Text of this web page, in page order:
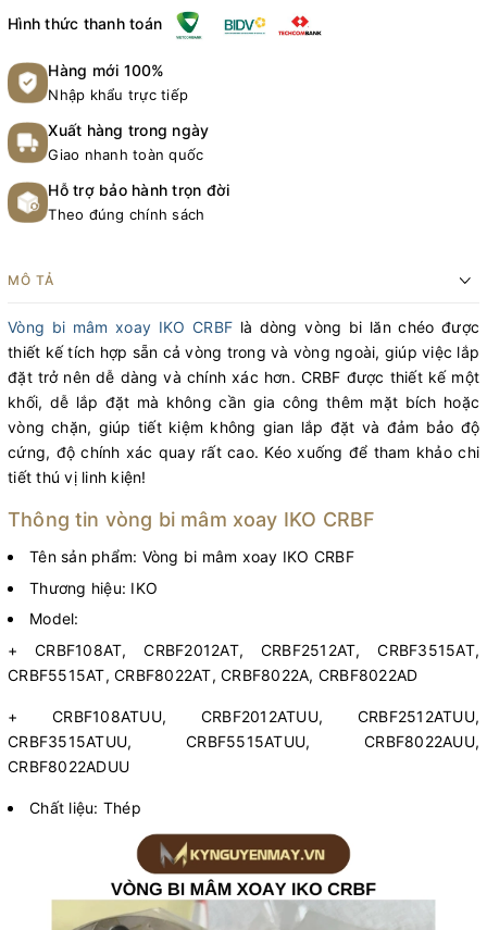
Hình thức thanh toán
Hàng mới 100%
Nhập khẩu trực tiếp
Xuất hàng trong ngày
Giao nhanh toàn quốc
Hỗ trợ bảo hành trọn đời
Theo đúng chính sách
MÔ TẢ
Vòng bi mâm xoay IKO CRBF là dòng vòng bi lăn chéo được
thiết kế tích hợp sẵn cả vòng trong và vòng ngoài, giúp việc lắp
đặt trở nên dễ dàng và chính xác hơn. CRBF được thiết kế một
khối, dễ lắp đặt mà không cần gia công thêm mặt bích hoặc
vòng chặn, giúp tiết kiệm không gian lắp đặt và đảm bảo độ
cứng, độ chính xác quay rất cao. Kéo xuống để tham khảo chi
tiết thú vị linh kiện!
Thông tin vòng bi mâm xoay IKO CRBF
Tên sản phẩm: Vòng bi mâm xoay IKO CRBF
Thương hiệu: IKO
Model:
+ CRBF108AT, CRBF2012AT, CRBF2512AT, CRBF3515AT,
CRBF5515AT, CRBF8022AT, CRBF8022A, CRBF8022AD
+ CRBF108ATUU, CRBF2012ATUU, CRBF2512ATUU,
CRBF3515ATUU, CRBF5515ATUU, CRBF8022AUU,
CRBF8022ADUU
Chất liệu: Thép